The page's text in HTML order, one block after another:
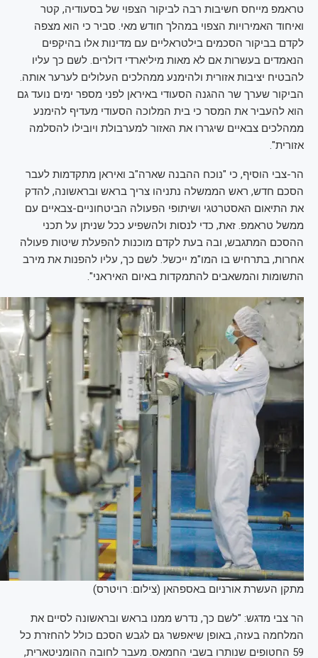
טראמפ מייחס חשיבות רבה לביקור הצפוי של בסעודיה, קטר
ואיחוד האמירויות הצפוי במהלך חודש מאי. סביר כי הוא מצפה
לקדם בביקור הסכמים בילטראליים עם מדינות אלו בהיקפים
הנאמדים בעשרות אם לא מאות מיליארדי דולרים. לשם כך עליו
להבטיח יציבות אזורית ולהימנע ממהלכים העלולים לערער אותה.
הביקור שערך שר ההגנה הסעודי באיראן לפני מספר ימים נועד גם
הוא להעביר את המסר כי בית המלוכה הסעודי מעדיף להימנע
ממהלכים צבאיים שיגררו את האזור למערבולת ויובילו להסלמה
אזורית".
הר-צבי הוסיף, כי "נוכח ההבנה שארה"ב ואיראן מתקדמות לעבר
הסכם חדש, ראש הממשלה נתניהו צריך בראש ובראשונה, להדק
את התיאום האסטרטגי ושיתופי הפעולה הביטחוניים-צבאיים עם
ממשל טראמפ. זאת, כדי לנסות ולהשפיע ככל שניתן על תכני
ההסכם המתגבש, ובה בעת לקדם מוכנות להפעלת שיטות פעולה
אחרות, בתרחיש בו המו"מ ייכשל. לשם כך, עליו להפנות את מירב
התשומות והמשאבים להתמקדות באיום האיראני".
מתקן העשרת אורניום באספהאן (צילום: רויטרס)
הר צבי מדגש: "לשם כך, נדרש ממנו בראש ובראשונה לסיים את
המלחמה בעזה, באופן שיאפשר גם לגבש הסכם כולל להחזרת כל
59 החטופים שנותרו בשבי החמאס. מעבר לחובה ההומניטארית,